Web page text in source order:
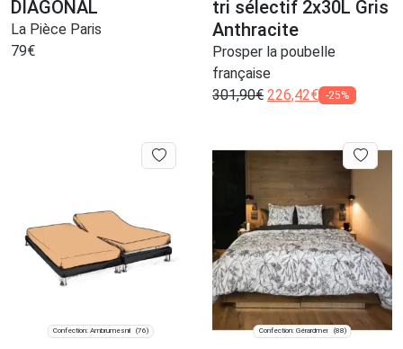
DIAGONAL
La Pièce Paris
79€
tri sélectif 2x30L Gris
Anthracite
Prosper la poubelle
française
301,90€ 226,42€ -25%
Confection: Ambrumesnil (76) Confection: Gérardmer (88)